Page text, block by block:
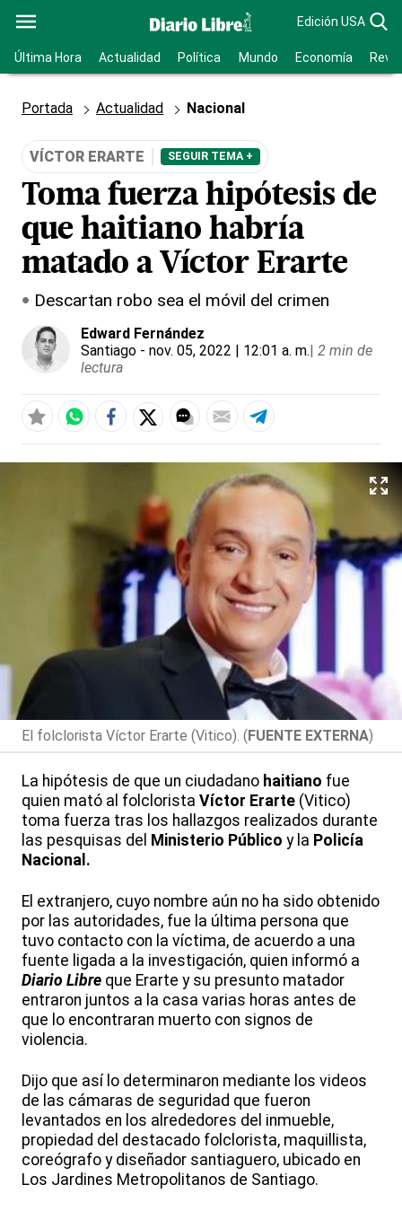
Edición USA
Última Hora Actualidad Política Mundo Economía
Portada Actualidad Nacional
VÍCTOR ERARTE SEGUIR TEMA +
Toma fuerza hipótesis de
que haitiano habría
matado a Víctor Erarte
Descartan robo sea el móvil del crimen
Edward Fernández
Santiago - nov. 05, 2022 | 12:01 a. m.| 2 min de
lectura
El folclorista Víctor Erarte (Vitico). (FUENTE EXTERNA)
La hipótesis de que un ciudadano haitiano fue
quien mató al folclorista Víctor Erarte (Vitico)
toma fuerza tras los hallazgos realizados durante
las pesquisas del Ministerio Público y la Policía
Nacional.
El extranjero, cuyo nombre aún no ha sido obtenido
por las autoridades, fue la última persona que
tuvo contacto con la víctima, de acuerdo a una
fuente ligada a la investigación, quien informó a
Diario Libre que Erarte y su presunto matador
entraron juntos a la casa varias horas antes de
que lo encontraran muerto con signos de
violencia.
Dijo que así lo determinaron mediante los videos
de las cámaras de seguridad que fueron
levantados en los alrededores del inmueble,
propiedad del destacado folclorista, maquillista,
coreógrafo y diseñador santiaguero, ubicado en
Los Jardines Metropolitanos de Santiago.